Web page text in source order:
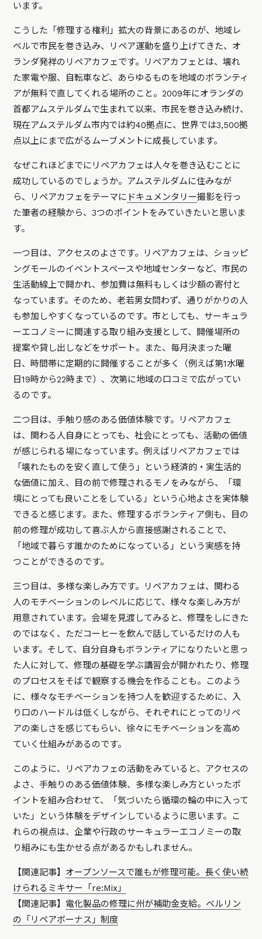
います。
こうした「修理する権利」拡大の背景にあるのが、地域レ
ベルで市民を巻き込み、リペア運動を盛り上げてきた、オ
ランダ発祥のリペアカフェです。リペアカフェとは、壊れ
た家電や服、自転車など、あらゆるものを地域のボランティ
アが無料で直してくれる場所のこと。2009年にオランダの
首都アムステルダムで生まれて以来、市民を巻き込み続け、
現在アムステルダム市内では約40拠点に、世界では3,500拠
点以上にまで広がるムーブメントに成長しています。
なぜこれほどまでにリペアカフェは人々を巻き込むことに
成功しているのでしょうか。アムステルダムに住みなが
ら、リペアカフェをテーマに ドキュメンタリー撮影を行っ
た筆者の経験から、3つのポイントをみていきたいと思いま
す。
一つ目は、アクセスのよさです。リペアカフェは、ショッピ
ングモールのイベントスペースや地域センターなど、市民の
生活動線上で開かれ、参加費は無料もしくは少額の寄付と
なっています。そのため、老若男女問わず、通りがかりの人
も参加しやすくなっているのです。市としても、サーキュラ
ーエコノミーに関連する取り組み支援として、開催場所の
提案や貸し出しなどをサポート。また、毎月決まった曜
日、時間帯に定期的に開催することが多く（例えば第1水曜
日19時から22時まで）、次第に地域の口コミで広がってい
るのです。
二つ目は、手触り感のある価値体験です。リペアカフェ
は、関わる人自身にとっても、社会にとっても、活動の価値
が感じられる場になっています。例えばリペアカフェでは
「壊れたものを安く直して使う」という経済的・実生活的
な価値に加え、目の前で修理されるモノをみながら、「環
境にとっても良いことをしている」という心地よさを実体験
できると感じます。また、修理するボランティア側も、目の
前の修理が成功して喜ぶ人から直接感謝されることで、
「地域で暮らす誰かのためになっている」という実感を持
つことができるのです。
三つ目は、多様な楽しみ方です。リペアカフェは、関わる
人のモチベーションのレベルに応じて、様々な楽しみ方が
用意されています。会場を見渡してみると、修理をしにきた
のではなく、ただコーヒーを飲んで話しているだけの人も
います。そして、自分自身もボランティアになりたいと思っ
た人に対して、修理の基礎を学ぶ講習会が開かれたり、修理
のプロセスをそばで観察する機会を作ることも。このよう
に、様々なモチベーションを持つ人を歓迎するために、入
り口のハードルは低くしながら、それぞれにとってのリペ
アの楽しさを感じてもらい、徐々にモチベーションを高め
ていく仕組みがあるのです。
このように、リペアカフェの活動をみていると、アクセスの
よさ、手触りのある価値体験、多様な楽しみ方といったポ
イントを組み合わせて、「気づいたら循環の輪の中に入って
いた」という体験をデザインしているように思います。こ
れらの視点は、企業や行政のサーキュラーエコノミーの取
り組みにも生かせる点があるかもしれません。
【関連記事】 オープンソースで誰もが修理可能。長く使い続
けられるミキサー「re:Mix」
【関連記事】 電化製品の修理に州が補助金支給。ベルリン
の「リペアボーナス」制度